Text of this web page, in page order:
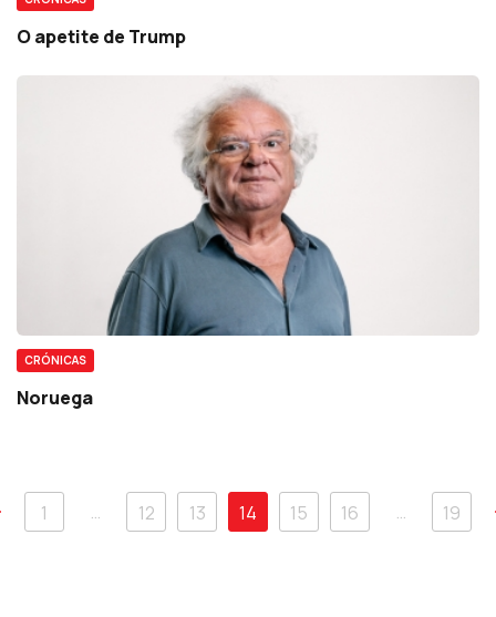
O apetite de Trump
CRÓNICAS
Noruega
1 … 12 13 14 15 16 … 19